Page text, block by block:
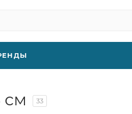
см 33